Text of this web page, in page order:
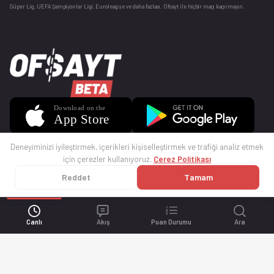
Canlı Akış Puan Durumu Ara
Süper Lig, UEFA Şampiyonlar Ligi, Euroleague ve daha fazlası. Ofsayt ile hiçbir maçı kaçırmayın.
© 2025 Ofsayt
Deneyiminizi iyileştirmek, içerikleri kişiselleştirmek ve trafiği analiz etmek
için çerezler kullanıyoruz. Çerez Politikası
Reddet Tamam